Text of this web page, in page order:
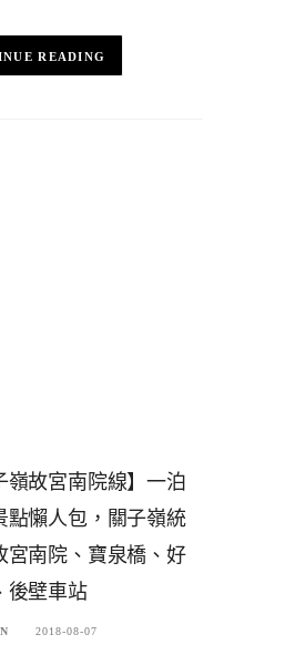
READING
嶺故宮南院線】一泊
點懶人包，關子嶺統
宮南院、寶泉橋、好
後壁車站
2018-08-07